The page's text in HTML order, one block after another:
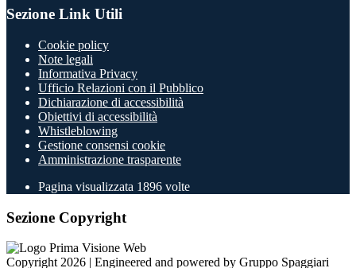
Sezione Link Utili
Cookie policy
Note legali
Informativa Privacy
Ufficio Relazioni con il Pubblico
Dichiarazione di accessibilità
Obiettivi di accessibilità
Whistleblowing
Gestione consensi cookie
Amministrazione trasparente
Pagina visualizzata 1896 volte
Sezione Copyright
Copyright 2026 | Engineered and powered by Gruppo Spaggiari